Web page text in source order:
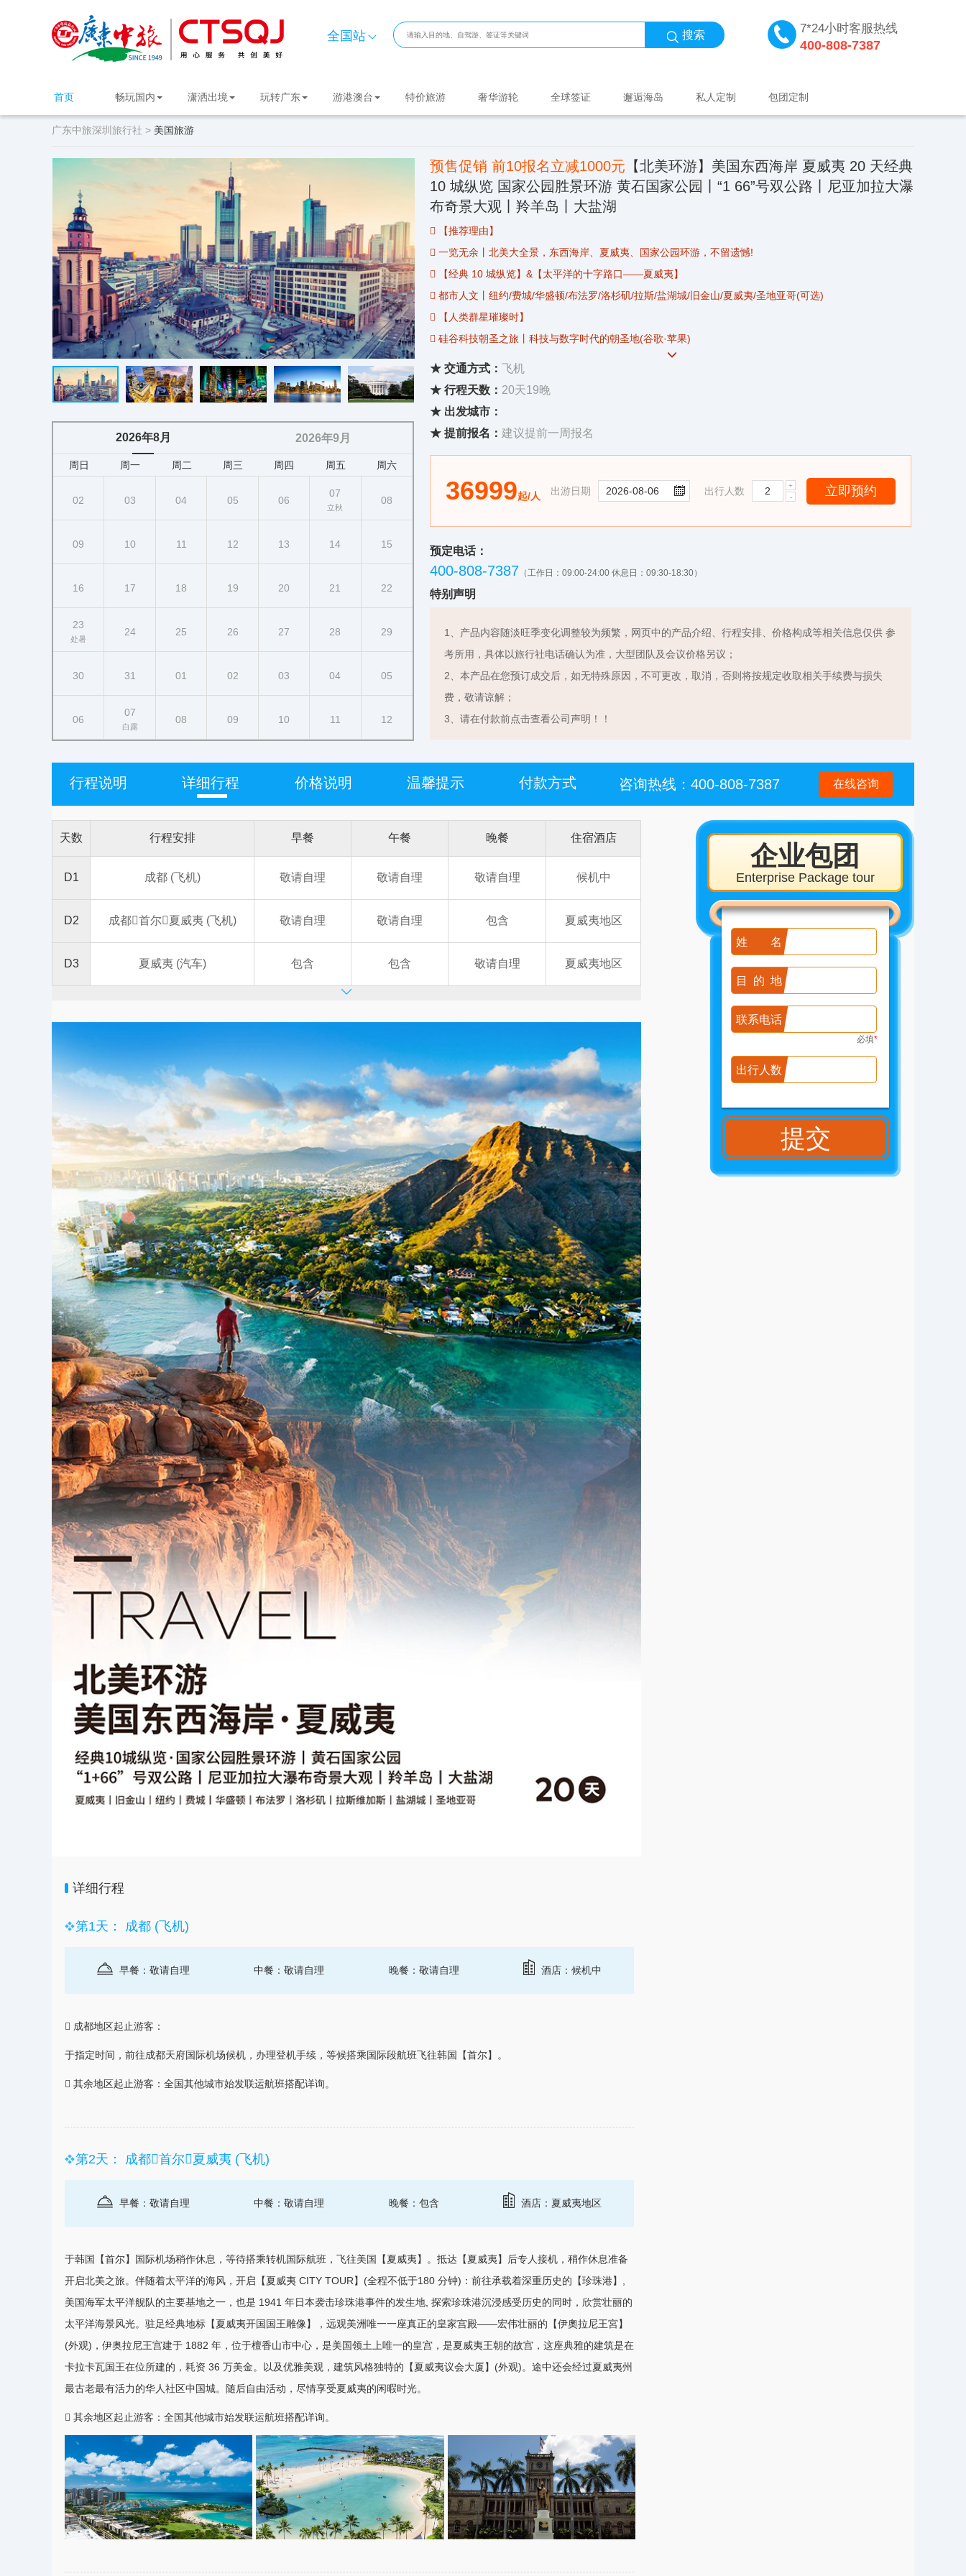
全国站 搜索 7*24小时客服热线
400-808-7387
首页 畅玩国内 潇洒出境 玩转广东 游港澳台 特价旅游 奢华游轮 全球签证 邂逅海岛 私人定制 包团定制
广东中旅深圳旅行社 > 美国旅游
2026年8月 2026年9月
周日 周一 周二 周三 周四 周五 周六
02 03 04 05 06
07
立秋
08
09 10 11 12 13 14 15
16 17 18 19 20 21 22
23
处暑
24 25 26 27 28 29
30 31 01 02 03 04 05
06
07
白露
08 09 10 11 12
预售促销 前10报名立减1000元 【北美环游】美国东西海岸 夏威夷 20 天经典
10 城纵览 国家公园胜景环游 黄石国家公园丨“1 66”号双公路丨尼亚加拉大瀑
布奇景大观丨羚羊岛丨大盐湖
 【推荐理由】
 一览无余丨北美大全景，东西海岸、 夏威夷 、国家公园环游，不留遗憾!
 【经典 10 城纵览】&【太平洋的十字路口——夏威夷】
 都市人文丨纽约/费城/华盛顿/布法罗/洛杉矶/拉斯/盐湖城/旧金山/夏威夷/圣地亚哥(可选)
 【人类群星璀璨时】
 硅谷科技朝圣之旅丨科技与数字时代的朝圣地(谷歌·苹果)
 世界精英名校巡礼丨斯坦福大学·普林斯顿大学
 【世界奇景大观】
 尼亚加拉大瀑布丨感受世界三大瀑布之一，“雷神之水”的威压
 大盐湖&羚羊岛丨全美十大日落观测点，在大盐湖的野性孤岛，邂逅美洲野牛与绝世日落
 大提顿国家公园丨层云之巅“山连山”，千年冰河“峰连峰”
 科罗拉多大峡谷国家公园(可选)丨一部壮美的地质教科书，数百万年风采绝世与寂寞无限
★ 交通方式： 飞机
★ 行程天数： 20天19晚
★ 出发城市：
★ 提前报名： 建议提前一周报名
36999起/人 出游日期 出行人数
预定电话：
400-808-7387 （工作日：09:00-24:00 休息日：09:30-18:30）
特别声明
1、产品内容随淡旺季变化调整较为频繁，网页中的产品介绍、行程安排、价格构成等相关信息仅供 参
考所用，具体以旅行社电话确认为准，大型团队及会议价格另议；
2、本产品在您预订成交后，如无特殊原因，不可更改，取消，否则将按规定收取相关手续费与损失
费，敬请谅解；
3、请在付款前点击查看公司声明！！
行程说明 详细行程 价格说明 温馨提示 付款方式 咨询热线：400-808-7387 在线咨询
天数 行程安排 早餐 午餐 晚餐 住宿酒店
D1 成都 (飞机) 敬请自理 敬请自理 敬请自理 候机中
D2 成都首尔夏威夷 (飞机) 敬请自理 敬请自理 包含 夏威夷地区
D3 夏威夷 (汽车) 包含 包含 敬请自理 夏威夷地区
详细行程
第1天： 成都 (飞机)
早餐：敬请自理 中餐：敬请自理 晚餐：敬请自理 酒店：候机中
 成都地区起止游客：
于指定时间，前往成都天府国际机场候机，办理登机手续，等候搭乘国际段航班飞往韩国 【首尔】。
 其余地区起止游客：全国其他城市始发联运航班搭配详询。
第2天： 成都首尔夏威夷 (飞机)
早餐：敬请自理 中餐：敬请自理 晚餐：包含 酒店：夏威夷地区
于韩国 【首尔】国际机场稍作休息，等待搭乘转机国际航班，飞往美国 【夏威夷】。抵达【夏威夷】后专人接机，稍作休息准备
开启北美之旅。伴随着太平洋的海风，开启【夏威夷 CITY TOUR】(全程不低于180 分钟)：前往承载着深重历史的【珍珠港】,
美国海军太平洋舰队的主要基地之一，也是 1941 年日本袭击珍珠港事件的发生地, 探索珍珠港沉浸感受历史的同时，欣赏壮丽的
太平洋海景风光。驻足经典地标【夏威夷开国国王雕像】，远观美洲唯一一座真正的皇家宫殿——宏伟壮丽的【伊奧拉尼王宮】
(外观)，伊奥拉尼王宫建于 1882 年，位于檀香山市中心，是美国领土上唯一的皇宫，是夏威夷王朝的故宫 ，这座典雅的建筑是在
卡拉卡瓦国王在位所建的，耗资 36 万美金。以及优雅美观，建筑风格独特的【夏威夷议会大厦】(外观)。途中还会经过夏威夷州
最古老最有活力的华人社区中国城。随后自由活动，尽情享受夏威夷的闲暇时光。
 其余地区起止游客：全国其他城市始发联运航班搭配详询。
企业包团
Enterprise Package tour
姓名
目的地
联系电话
必填*
出行人数